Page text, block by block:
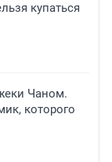
купаться
Чаном.
которого